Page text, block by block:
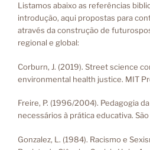
Listamos abaixo as referências
introdução, aqui propostas para
através da construção de
regional e global:
Corburn, J. (2019). Street science
environmental health justice. MIT
Freire, P. (1996/2004). Pedagogia
necessários à prática educativa. São
Gonzalez, L. (1984). Racismo e